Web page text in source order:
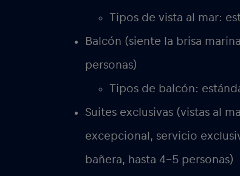
Tipos de vista al mar:
Balcón (siente la brisa
personas)
Tipos de balcón:
Suites exclusivas (vistas al
excepcional, servicio
bañera, hasta 4-5 personas)